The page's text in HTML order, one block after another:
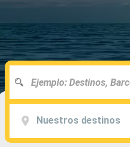
Nuestros destinos